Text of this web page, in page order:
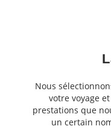
Nous
votre voyage
prestations que
un certain